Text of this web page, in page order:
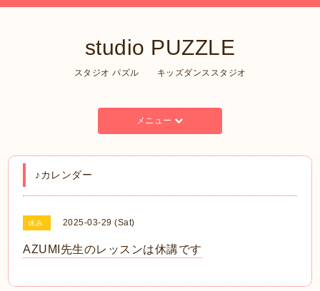
studio PUZZLE
スタジオ パズル キッズダンススタジオ
メニュー
♪カレンダー
休み 2025-03-29 (Sat)
AZUMI先生のレッスンは休講です